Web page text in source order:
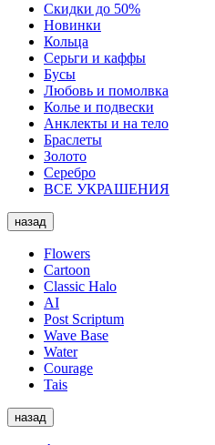
Скидки до 50%
Новинки
Кольца
Серьги и каффы
Бусы
Любовь и помолвка
Колье и подвески
Анклекты и на тело
Браслеты
Золото
Серебро
ВСЕ УКРАШЕНИЯ
назад
Flowers
Cartoon
Classic Halo
AI
Post Scriptum
Wave Base
Water
Courage
Tais
назад